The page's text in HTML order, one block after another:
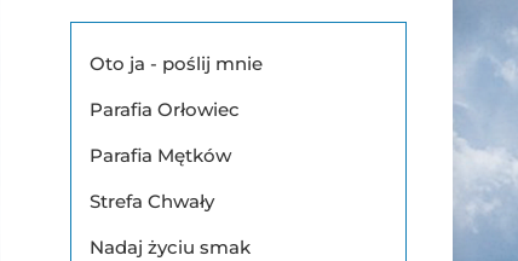
Oto ja - poślij mnie
Parafia Orłowiec
Parafia Mętków
Strefa Chwały
Nadaj życiu smak